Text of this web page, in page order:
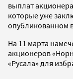
выплат
которые уже
опубликованном
На 11 марта
акционеров
«Русала» для